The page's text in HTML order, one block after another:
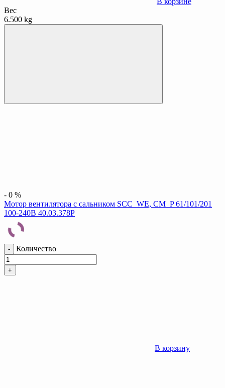
Вес
6.500 kg
- 0 %
Мотор вентилятора с сальником SCC_WE, CM_P 61/101/201
100-240B 40.03.378P
- Количество
+
В корзину